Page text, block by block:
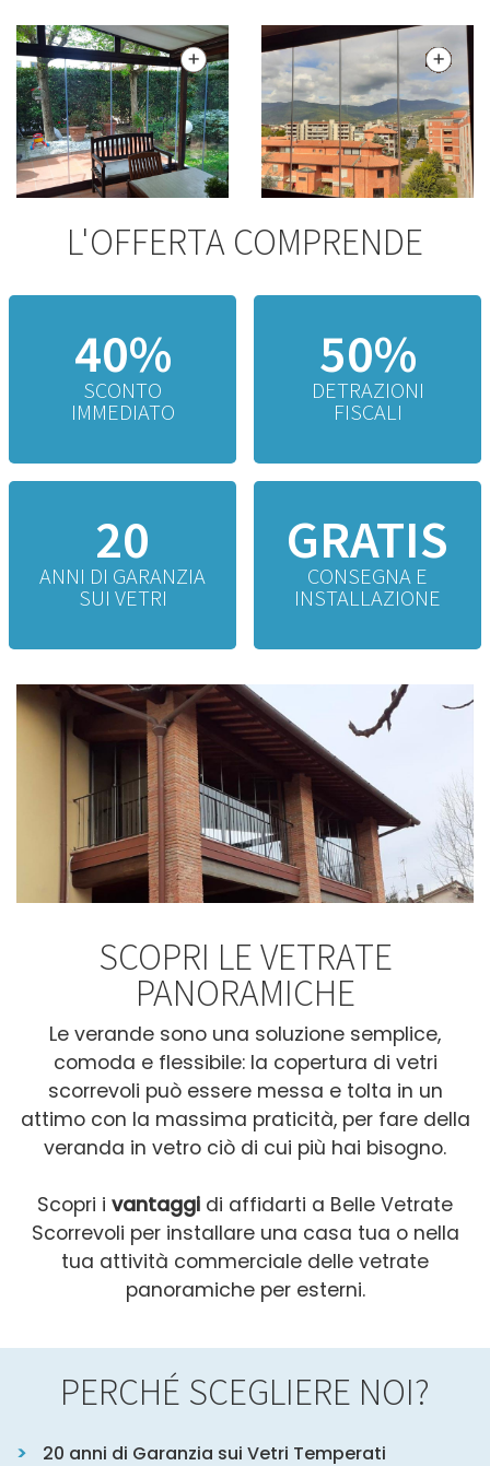
L'OFFERTA COMPRENDE
40%
SCONTO
IMMEDIATO
50%
DETRAZIONI
FISCALI
20
ANNI DI GARANZIA
SUI VETRI
GRATIS
CONSEGNA E
INSTALLAZIONE
SCOPRI LE VETRATE
PANORAMICHE
Le verande sono una soluzione semplice,
comoda e flessibile: la copertura di vetri
scorrevoli può essere messa e tolta in un
attimo con la massima praticità, per fare della
veranda in vetro ciò di cui più hai bisogno.
Scopri i vantaggi di affidarti a Belle Vetrate
Scorrevoli per installare una casa tua o nella
tua attività commerciale delle vetrate
panoramiche per esterni.
PERCHÉ SCEGLIERE NOI?
20 anni di Garanzia sui Vetri Temperati